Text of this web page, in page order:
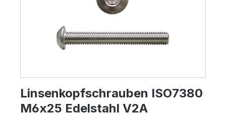
Linsenkopfschrauben ISO7380
M6x25 Edelstahl V2A